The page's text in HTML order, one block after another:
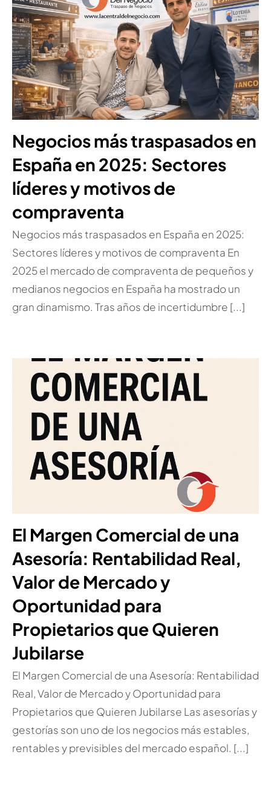
Negocios más traspasados en
España en 2025: Sectores
líderes y motivos de
compraventa
Negocios más traspasados en España en 2025:
Sectores líderes y motivos de compraventa En
2025 el mercado de compraventa de pequeños y
medianos negocios en España ha mostrado un
gran dinamismo. Tras años de incertidumbre [...]
El Margen Comercial de una
Asesoría: Rentabilidad Real,
Valor de Mercado y
Oportunidad para
Propietarios que Quieren
Jubilarse
El Margen Comercial de una Asesoría: Rentabilidad
Real, Valor de Mercado y Oportunidad para
Propietarios que Quieren Jubilarse Las asesorías y
gestorías son uno de los negocios más estables,
rentables y previsibles del mercado español. [...]